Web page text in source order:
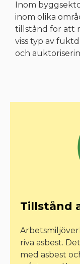
Inom
inom olika
tillstånd för att
viss typ av
och
Tillstånd
riva asbest.
med asbest